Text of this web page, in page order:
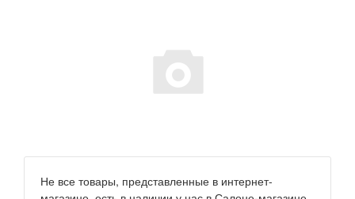
Не все товары, представленные в интернет-